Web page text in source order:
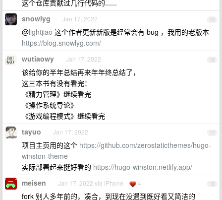
这个仓库贡献过几行代码的......
15
snowlyg Jan 17, 2022
@lightjiao 这个作者更新新版是经常会有 bug ，我用的老版本
https://blog.snowlyg.com/
16
wutiaowy Jan 17, 2022
该给你的半年总结再来年年终总结了，
这三本书有没有看完：
《精力管理》继续看完
《操作系统导论》
《游戏编程模式》继续看完
17
tayuo Jan 17, 2022
项目主页用的这个 https://github.com/zerostaticthemes/hugo-
winston-theme
实际部署起来挺好看的 https://hugo-winston.netlify.app/
18
meisen Jan 17, 2022 via iPhone 4
fork 别人多年前的，凑合，到现在没遇到既好看又简洁的